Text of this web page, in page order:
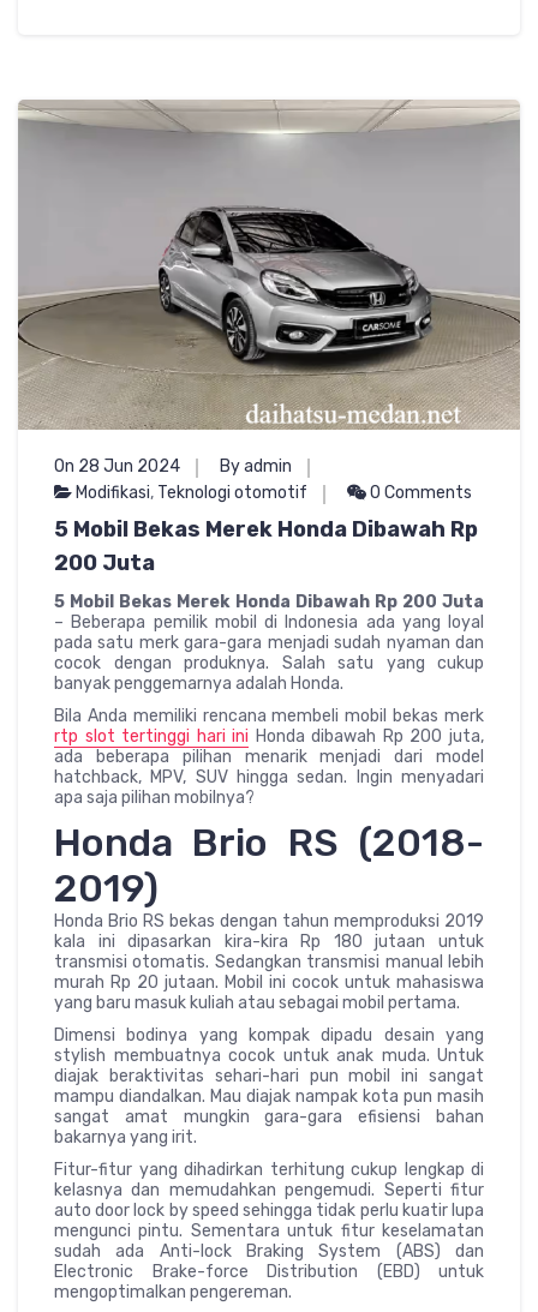
On 28 Jun 2024
By admin
Modifikasi, Teknologi otomotif 0 Comments
5 Mobil Bekas Merek Honda Dibawah Rp
200 Juta
5 Mobil Bekas Merek Honda Dibawah Rp 200 Juta
– Beberapa pemilik mobil di Indonesia ada yang loyal
pada satu merk gara-gara menjadi sudah nyaman dan
cocok dengan produknya. Salah satu yang cukup
banyak penggemarnya adalah Honda.
Bila Anda memiliki rencana membeli mobil bekas merk
rtp slot tertinggi hari ini Honda dibawah Rp 200 juta,
ada beberapa pilihan menarik menjadi dari model
hatchback, MPV, SUV hingga sedan. Ingin menyadari
apa saja pilihan mobilnya?
Honda Brio RS (2018-
2019)
Honda Brio RS bekas dengan tahun memproduksi 2019
kala ini dipasarkan kira-kira Rp 180 jutaan untuk
transmisi otomatis. Sedangkan transmisi manual lebih
murah Rp 20 jutaan. Mobil ini cocok untuk mahasiswa
yang baru masuk kuliah atau sebagai mobil pertama.
Dimensi bodinya yang kompak dipadu desain yang
stylish membuatnya cocok untuk anak muda. Untuk
diajak beraktivitas sehari-hari pun mobil ini sangat
mampu diandalkan. Mau diajak nampak kota pun masih
sangat amat mungkin gara-gara efisiensi bahan
bakarnya yang irit.
Fitur-fitur yang dihadirkan terhitung cukup lengkap di
kelasnya dan memudahkan pengemudi. Seperti fitur
auto door lock by speed sehingga tidak perlu kuatir lupa
mengunci pintu. Sementara untuk fitur keselamatan
sudah ada Anti-lock Braking System (ABS) dan
Electronic Brake-force Distribution (EBD) untuk
mengoptimalkan pengereman.